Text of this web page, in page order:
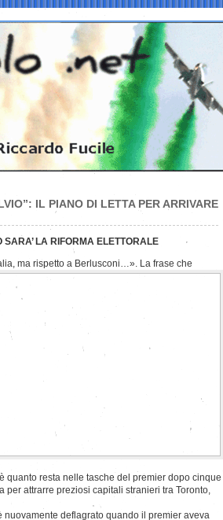
IL PIANO DI LETTA PER ARRIVARE
SARA’ LA RIFORMA ELETTORALE
ma rispetto a Berlusconi…». La frase che
quanto resta nelle tasche del premier dopo cinque
per attrarre preziosi capitali stranieri tra Toronto,
deflagrato quando il premier aveva